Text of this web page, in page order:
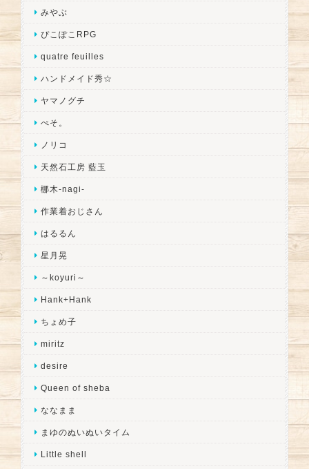
みやぶ
ぴこぽこRPG
quatre feuilles
ハンドメイド秀☆
ヤマノグチ
ぺそ。
ノリコ
天然石工房 藍玉
梛木-nagi-
作業着おじさん
はるるん
星月晃
～koyuri～
Hank+Hank
ちょめ子
miritz
desire
Queen of sheba
ななまま
まゆのぬいぬいタイム
Little shell